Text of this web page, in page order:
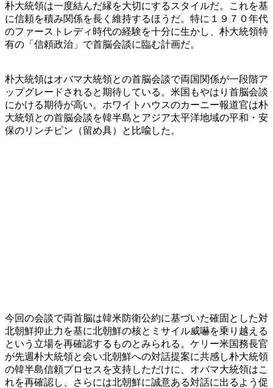
朴大統領は一度結んだ縁を大切にするスタイルだ。これを基
に信頼を積み関係を長く維持するほうだ。特に１９７０年代
のファーストレディ時代の経験を十分に生かし、朴大統領特
有の「信頼政治」で首脳会談に臨む計画だ。
朴大統領はオバマ大統領との首脳会談で両国関係が一段階ア
ップグレードされると期待している。米国もやはり首脳会談
にかける期待が高い。ホワイトハウスのカーニー報道官は朴
大統領との首脳会談を韓半島とアジア太平洋地域の平和・安
保のリンチピン（留め具）と比喩した。
今回の会談で両首脳は韓米防衛公約に基づいた確固とした対
北朝鮮抑止力を基に北朝鮮の核とミサイル威嚇を乗り越える
という立場を再確認するものとみられる。ケリー米国務長官
が先週朴大統領と会い北朝鮮への対話提案に共感し朴大統領
の韓半島信頼プロセスを支持しただけに、オバマ大統領はこ
れを再確認し、さらには北朝鮮に誠意ある対話に出るよう促